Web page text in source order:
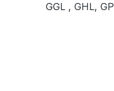
GGL , GHL,